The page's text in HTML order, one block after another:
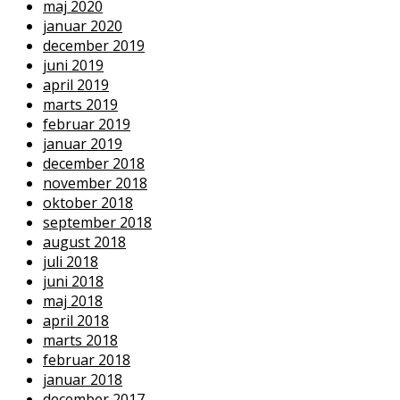
maj 2020
januar 2020
december 2019
juni 2019
april 2019
marts 2019
februar 2019
januar 2019
december 2018
november 2018
oktober 2018
september 2018
august 2018
juli 2018
juni 2018
maj 2018
april 2018
marts 2018
februar 2018
januar 2018